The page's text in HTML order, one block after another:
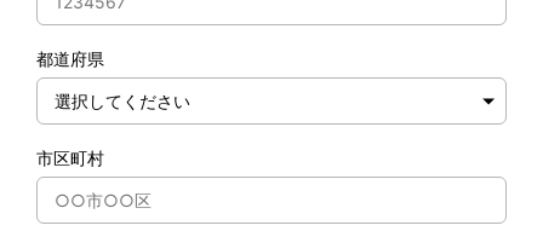
都道府県
市区町村